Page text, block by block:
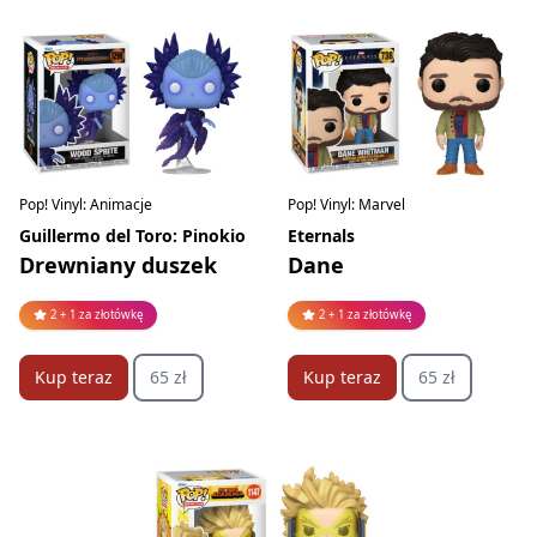
Pop! Vinyl: Animacje
Guillermo del Toro: Pinokio
Drewniany duszek
2 + 1 za złotówkę
Kup teraz 65 zł
Pop! Vinyl: Marvel
Eternals
Dane
2 + 1 za złotówkę
Kup teraz 65 zł